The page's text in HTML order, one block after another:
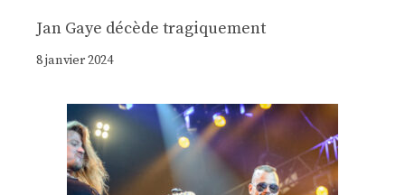
Jan Gaye décède tragiquement
8 janvier 2024